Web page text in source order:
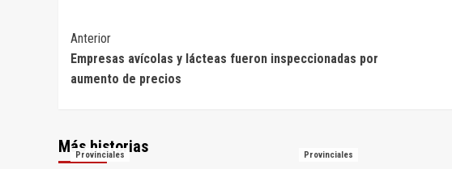
Navegación
de
entradas
Anterior
Empresas avícolas y lácteas fueron inspeccionadas por
aumento de precios
Más historias
Provinciales Provinciales